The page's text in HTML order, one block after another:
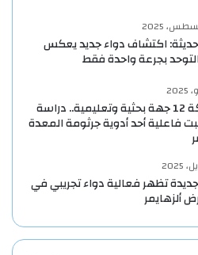
اكتشاف دواء جديد يعكس
بجرعة واحدة فقط
بمشاركة 12 جهة بحثية وتعليمية.. دراسة
فاعلية أحد أدوية جرثومة المعدة
تظهر فعالية دواء تجريبي في
ألزهايمر